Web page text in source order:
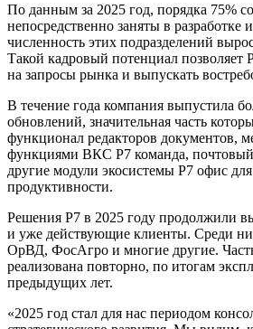
По данным за 2025 год, порядка 75%
непосредственно заняты в
численность этих подразделений
Такой кадровый потенциал позволяет
на запросы рынка и выпускать
В течение года компания выпустила
обновлений, значительная часть
функционал редакторов документов,
функциями ВКС Р7 команда, почтовый
другие модули экосистемы Р7 офис
продуктивности.
Решения Р7 в 2025 году продолжили
и уже действующие клиенты. Среди
ОрВД, ФосАгро и многие другие.
реализована повторно, по итогам
предыдущих лет.
«2025 год стал для нас периодом